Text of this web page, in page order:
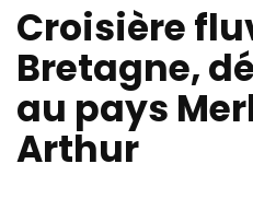
Croisière
Bretagne,
au pays
Arthur